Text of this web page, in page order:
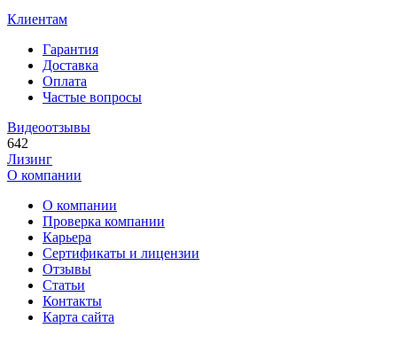
Клиентам
Гарантия
Доставка
Оплата
Частые вопросы
Видеоотзывы
642
Лизинг
О компании
О компании
Проверка компании
Карьера
Сертификаты и лицензии
Отзывы
Статьи
Контакты
Карта сайта